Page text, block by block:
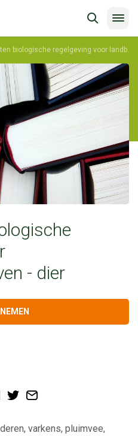
regelgeving voor landbouwbedrijven - dier
- dier
varkens, pluimvee,